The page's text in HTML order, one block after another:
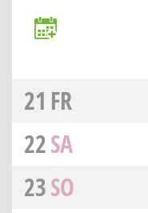
21 FR
22SA
23SO